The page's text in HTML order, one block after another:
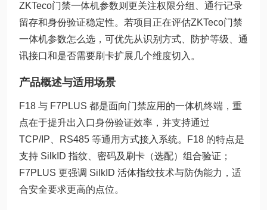
ZKTeco门禁一体机参数则更关注权限分组、通行记录
留存和身份验证稳定性。若项目正在评估ZKTeco门禁
一体机参数怎么选，可优先从识别方式、防护等级、通
讯接口和是否需要刷卡扩展几个维度切入。
产品概述与适用场景
F18 与 F7PLUS 都是面向门禁应用的一体机终端，重
点在于提升出入口身份验证效率，并支持通过
TCP/IP、RS485 等通用方式接入系统。F18 的特点是
支持 SilkID 指纹、密码及刷卡（选配）组合验证；
F7PLUS 更强调 SilkID 活体指纹技术与防伪能力，适
合安全要求更高的点位。